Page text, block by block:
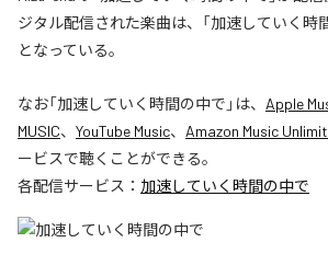
ジタル配信された楽曲は、「加速していく時
となっている。
なお「加速していく時間の中で 」は、 Apple
MUSIC、 YouTube Music、 Amazon Music
ービスで聴くことができる。
各配信サービス： 加速していく時間の中で